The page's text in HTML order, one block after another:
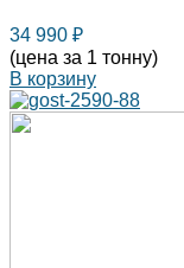
34 990 ₽
(цена за 1 тонну)
В корзину